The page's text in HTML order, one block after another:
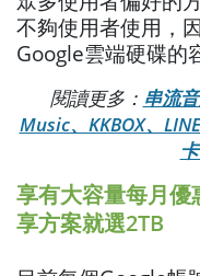
不夠使用者使用，
Google雲端硬碟的
閱讀更多： 串流
Music、KKBOX、
享有大容量每月
享方案就選2TB